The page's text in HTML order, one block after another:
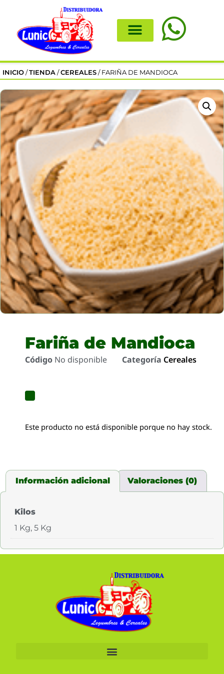
INICIO /TIENDA /CEREALES / FARIÑA DE MANDIOCA
Fariña de Mandioca
Código No disponible Categoría Cereales
Este producto no está disponible porque no hay stock.
Información adicional Valoraciones (0)
Kilos
1 Kg, 5 Kg